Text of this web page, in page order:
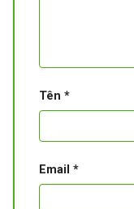
Tên *
Email *